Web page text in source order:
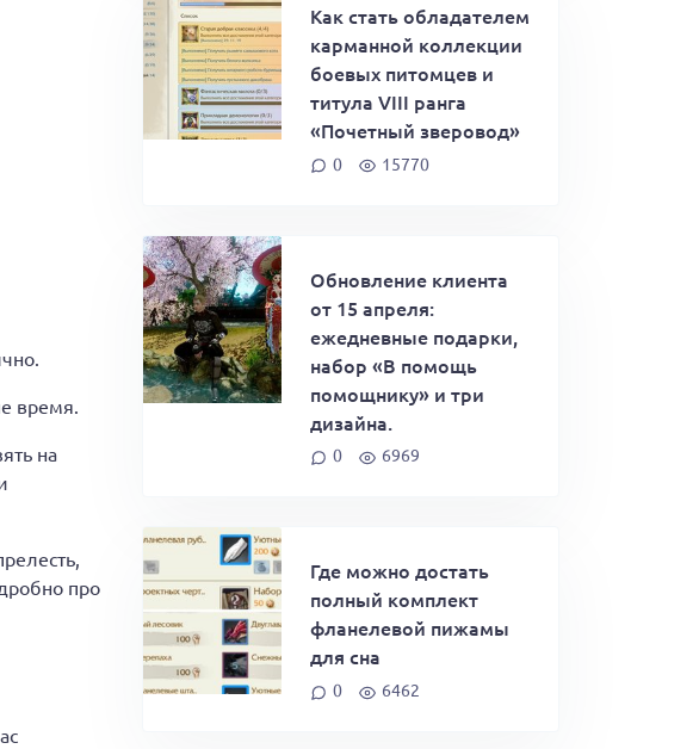
время.
на
про
Как стать обладателем
карманной коллекции
боевых питомцев и
титула VIII ранга
«Почетный зверовод»
0 15770
Обновление клиента
от 15 апреля:
ежедневные подарки,
набор «В помощь
помощнику» и три
дизайна.
0 6969
Где можно достать
полный комплект
фланелевой пижамы
для сна
0 6462